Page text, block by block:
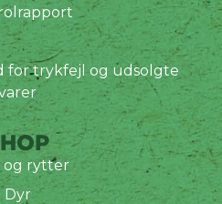
for trykfejl og udsolgte
og rytter
Dyr